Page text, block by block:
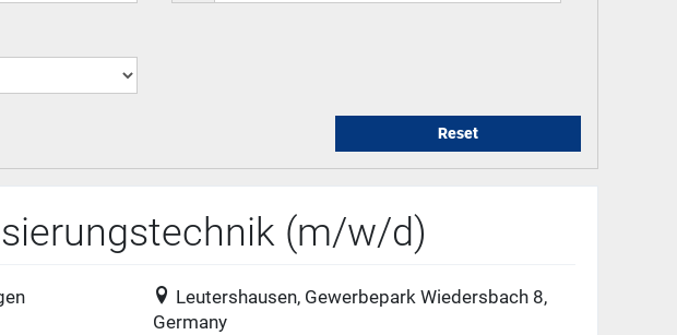
Reset
(m/w/d)
Leutershausen, Gewerbepark Wiedersbach 8,
Germany